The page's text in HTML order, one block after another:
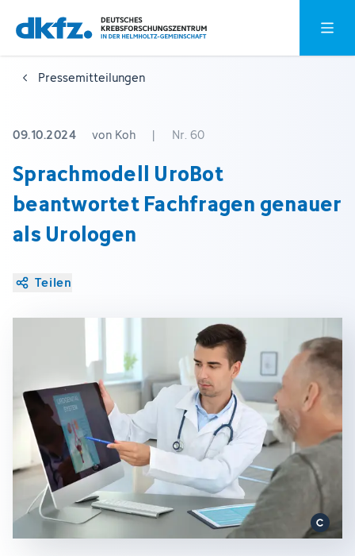
Zum
Hauptinhalt
springen
Zur
Fußzeile
springen
Pressemitteilungen
09.10.2024 von Koh | Nr. 60
Sprachmodell UroBot
beantwortet Fachfragen genauer
als Urologen
Teilen